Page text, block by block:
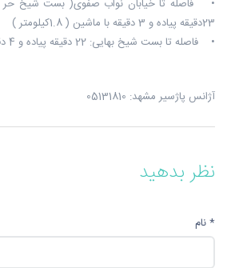
• فاصله تا خیابان نواب صفوی( بست شیخ حر
23دقیقه پیاده و 3 دقیقه با ماشین ( 1.8کیلومتر )‬
• فاصله تا بست شیخ بهایی: 22 دقیقه پیاده و 4 دقیقه با ماشین ( 1.8کیلومتر )
آژانس پاژسیر مشهد: 05131810
نظر بدهید
* نام